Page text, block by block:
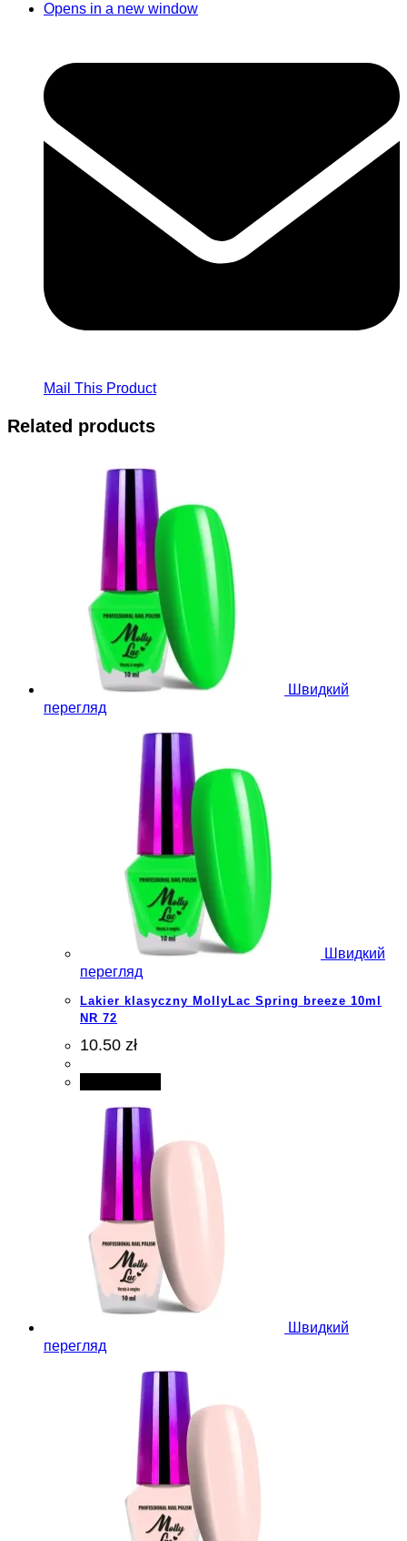
Opens in a new window
Mail This Product
Related products
Швидкий
перегляд
Швидкий
перегляд
Lakier klasyczny MollyLac Spring breeze 10ml
NR 72
10.50 zł
Швидкий
перегляд